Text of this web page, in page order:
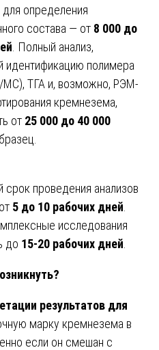
для определения
состава — от 8 000 до
. Полный анализ,
идентификацию полимера
МС), ТГА и, возможно, РЭМ-
кремнезема,
от 25 000 до 40 000
срок проведения анализов
5 до 10 рабочих дней
исследования
до 15-20 рабочих дней
результатов для
марку кремнезема в
если он смешан с